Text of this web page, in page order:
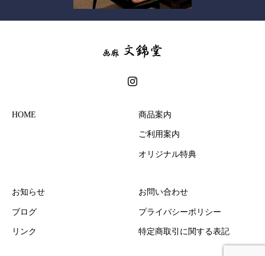
HOME 商品案内
ご利用案内
オリジナル特典
お知らせ
ブログ
リンク
お問い合わせ
プライバシーポリシー
特定商取引に関する表記